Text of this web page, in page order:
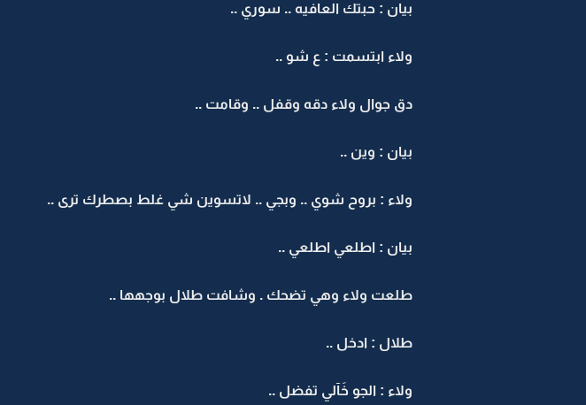
بيان : حبتك العافيه .. سوري ..
ولاء ابتسمت : ع شو ..
دق جوال ولاء دقه وقفل .. وقامت ..
بيان : وين ..
ولاء : بروح شوي .. وبجي .. لاتسوين شي غلط بصطرك ترى ..
بيان : اطلعي اطلعي ..
طلعت ولاء وهي تضحك . وشافت طلال بوجهها ..
طلال : ادخل ..
ولاء : الجو خَآلي تفضل ..